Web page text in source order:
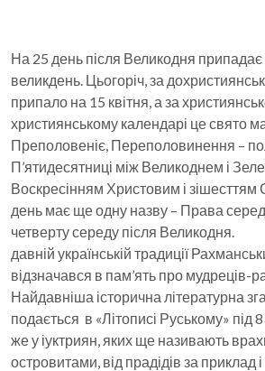
На 25 день після Великодня
великдень. Цьогоріч, за
припало на 15 квітня, а за
християнському календарі це свято
Преполовеніє, Переполовинення –
П’ятидесятниці між Великоднем і
Воскресінням Христовим і зішесттям
день має ще одну назву – Права
четверту середу після
давній українській традиції
відзначався в пам’ять про мудреців-
Найдавніша історична літературна
подається в «Літописі Руському» під
же у іуктриян, яких ще називають
островитами, від прадідів за приклад